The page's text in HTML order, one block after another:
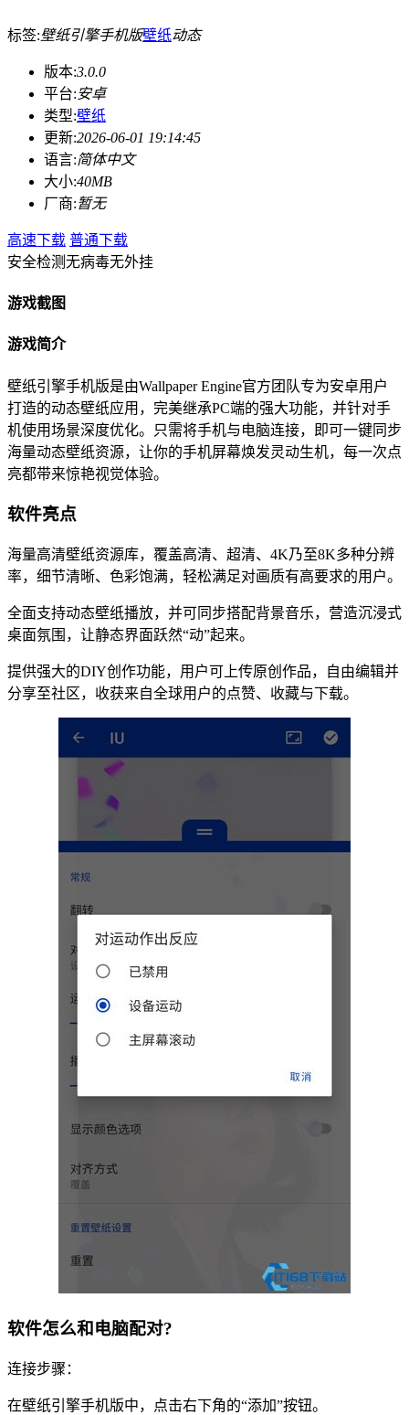
标签:壁纸引擎手机版壁纸动态
版本:3.0.0
平台:安卓
类型:壁纸
更新:2026-06-01 19:14:45
语言:简体中文
大小:40MB
厂商:暂无
高速下载 普通下载
安全检测无病毒无外挂
游戏截图
游戏简介
壁纸引擎手机版是由Wallpaper Engine官方团队专为安卓用户
打造的动态壁纸应用，完美继承PC端的强大功能，并针对手
机使用场景深度优化。只需将手机与电脑连接，即可一键同步
海量动态壁纸资源，让你的手机屏幕焕发灵动生机，每一次点
亮都带来惊艳视觉体验。
软件亮点
海量高清壁纸资源库，覆盖高清、超清、4K乃至8K多种分辨
率，细节清晰、色彩饱满，轻松满足对画质有高要求的用户。
全面支持动态壁纸播放，并可同步搭配背景音乐，营造沉浸式
桌面氛围，让静态界面跃然“动”起来。
提供强大的DIY创作功能，用户可上传原创作品，自由编辑并
分享至社区，收获来自全球用户的点赞、收藏与下载。
软件怎么和电脑配对?
连接步骤：
在壁纸引擎手机版中，点击右下角的“添加”按钮。